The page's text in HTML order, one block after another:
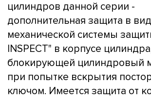
цилиндров данной серии -
дополнительная защита в
механической системы
INSPECT" в корпусе
блокирующей цилиндровый
при попытке вскрытия
ключом. Имеется защита от